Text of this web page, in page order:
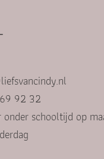
92 32
schooltijd op